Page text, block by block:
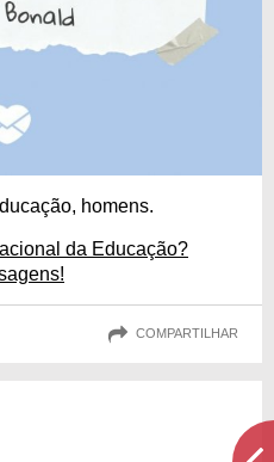
homens.
da Educação?
COMPARTILHAR